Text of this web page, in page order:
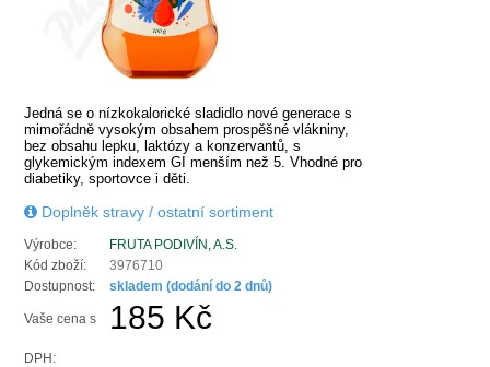
Jedná se o nízkokalorické sladidlo nové generace s
mimořádně vysokým obsahem prospěšné vlákniny,
bez obsahu lepku, laktózy a konzervantů, s
glykemickým indexem GI menším než 5. Vhodné pro
diabetiky, sportovce i děti.
Doplněk stravy / ostatní sortiment
Výrobce:
FRUTA PODIVÍN, A.S.
Kód zboží:
3976710
Dostupnost:
skladem (dodání do 2 dnů)
Vaše cena s
DPH:
185 Kč